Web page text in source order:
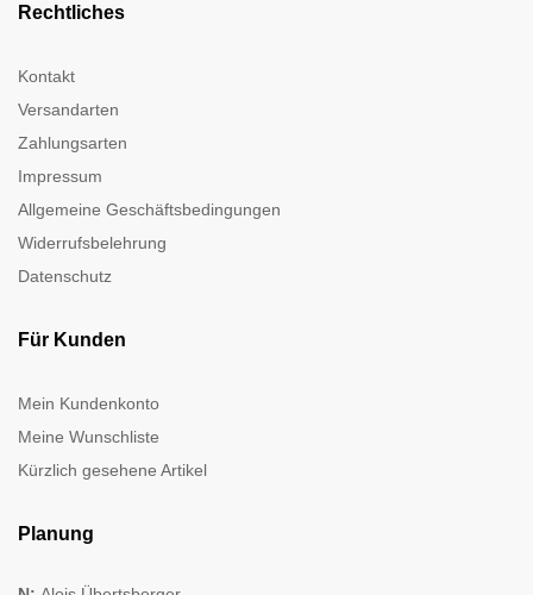
Rechtliches
Kontakt
Versandarten
Zahlungsarten
Impressum
Allgemeine Geschäftsbedingungen
Widerrufsbelehrung
Datenschutz
Für Kunden
Mein Kundenkonto
Meine Wunschliste
Kürzlich gesehene Artikel
Planung